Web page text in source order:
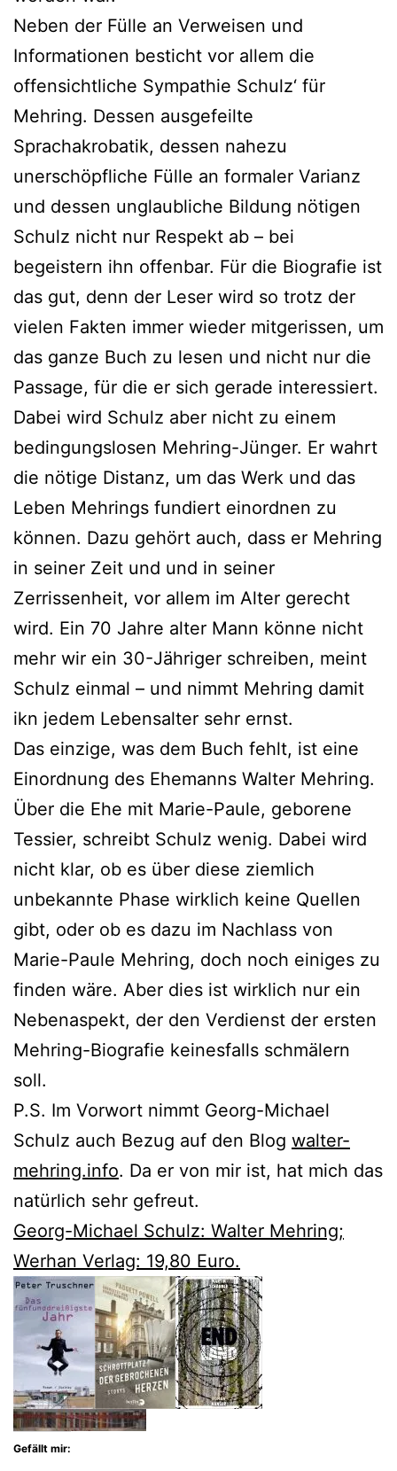
Neben der Fülle an Verweisen und
Informationen besticht vor allem die
offensichtliche Sympathie Schulz‘ für
Mehring. Dessen ausgefeilte
Sprachakrobatik, dessen nahezu
unerschöpfliche Fülle an formaler Varianz
und dessen unglaubliche Bildung nötigen
Schulz nicht nur Respekt ab – bei
begeistern ihn offenbar. Für die Biografie ist
das gut, denn der Leser wird so trotz der
vielen Fakten immer wieder mitgerissen, um
das ganze Buch zu lesen und nicht nur die
Passage, für die er sich gerade interessiert.
Dabei wird Schulz aber nicht zu einem
bedingungslosen Mehring-Jünger. Er wahrt
die nötige Distanz, um das Werk und das
Leben Mehrings fundiert einordnen zu
können. Dazu gehört auch, dass er Mehring
in seiner Zeit und und in seiner
Zerrissenheit, vor allem im Alter gerecht
wird. Ein 70 Jahre alter Mann könne nicht
mehr wir ein 30-Jähriger schreiben, meint
Schulz einmal – und nimmt Mehring damit
ikn jedem Lebensalter sehr ernst.
Das einzige, was dem Buch fehlt, ist eine
Einordnung des Ehemanns Walter Mehring.
Über die Ehe mit Marie-Paule, geborene
Tessier, schreibt Schulz wenig. Dabei wird
nicht klar, ob es über diese ziemlich
unbekannte Phase wirklich keine Quellen
gibt, oder ob es dazu im Nachlass von
Marie-Paule Mehring, doch noch einiges zu
finden wäre. Aber dies ist wirklich nur ein
Nebenaspekt, der den Verdienst der ersten
Mehring-Biografie keinesfalls schmälern
soll.
P.S. Im Vorwort nimmt Georg-Michael
Schulz auch Bezug auf den Blog walter-
mehring.info. Da er von mir ist, hat mich das
natürlich sehr gefreut.
Georg-Michael Schulz: Walter Mehring;
Werhan Verlag: 19,80 Euro.
Gefällt mir: